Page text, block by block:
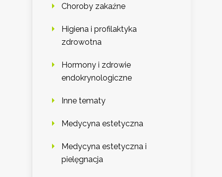
Choroby zakaźne
Higiena i profilaktyka
zdrowotna
Hormony i zdrowie
endokrynologiczne
Inne tematy
Medycyna estetyczna
Medycyna estetyczna i
pielęgnacja